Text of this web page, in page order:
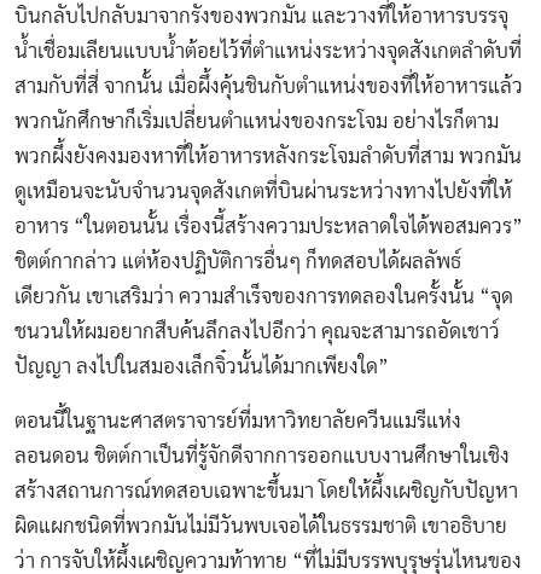
บินกลับไปกลับมาจากรังของพวกมัน และวางที่ให้อาหารบรรจุ
น้ำเชื่อมเลียนแบบน้ำต้อยไว้ที่ตำแหน่งระหว่างจุดสังเกตลำดับที่
สามกับที่สี่ จากนั้น เมื่อผึ้งคุ้นชินกับตำแหน่งของที่ให้อาหารแล้ว
พวกนักศึกษาก็เริ่มเปลี่ยนตำแหน่งของกระโจม อย่างไรก็ตาม
พวกผึ้งยังคงมองหาที่ให้อาหารหลังกระโจมลำดับที่สาม พวกมัน
ดูเหมือนจะนับจำนวนจุดสังเกตที่บินผ่านระหว่างทางไปยังที่ให้
อาหาร “ในตอนนั้น เรื่องนี้สร้างความประหลาดใจได้พอสมควร”
ชิตต์กากล่าว แต่ห้องปฏิบัติการอื่นๆ ก็ทดสอบได้ผลลัพธ์
เดียวกัน เขาเสริมว่า ความสำเร็จของการทดลองในครั้งนั้น “จุด
ชนวนให้ผมอยากสืบค้นลึกลงไปอีกว่า คุณจะสามารถอัดเชาว์
ปัญญา ลงไปในสมองเล็กจิ๋วนั้นได้มากเพียงใด”
ตอนนี้ในฐานะศาสตราจารย์ที่มหาวิทยาลัยควีนแมรีแห่ง
ลอนดอน ชิตต์กาเป็นที่รู้จักดีจากการออกแบบงานศึกษาในเชิง
สร้างสถานการณ์ทดสอบเฉพาะขึ้นมา โดยให้ผึ้งเผชิญกับปัญหา
ผิดแผกชนิดที่พวกมันไม่มีวันพบเจอได้ในธรรมชาติ เขาอธิบาย
ว่า การจับให้ผึ้งเผชิญความท้าทาย “ที่ไม่มีบรรพบุรุษรุ่นไหนของ